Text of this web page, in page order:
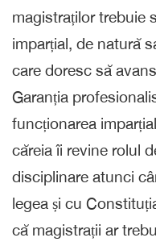
magistraților trebuie
imparțial, de natură
care doresc să
Garanția
funcționarea
căreia îi revine rolul
disciplinare atunci
legea și cu
că magistrații ar